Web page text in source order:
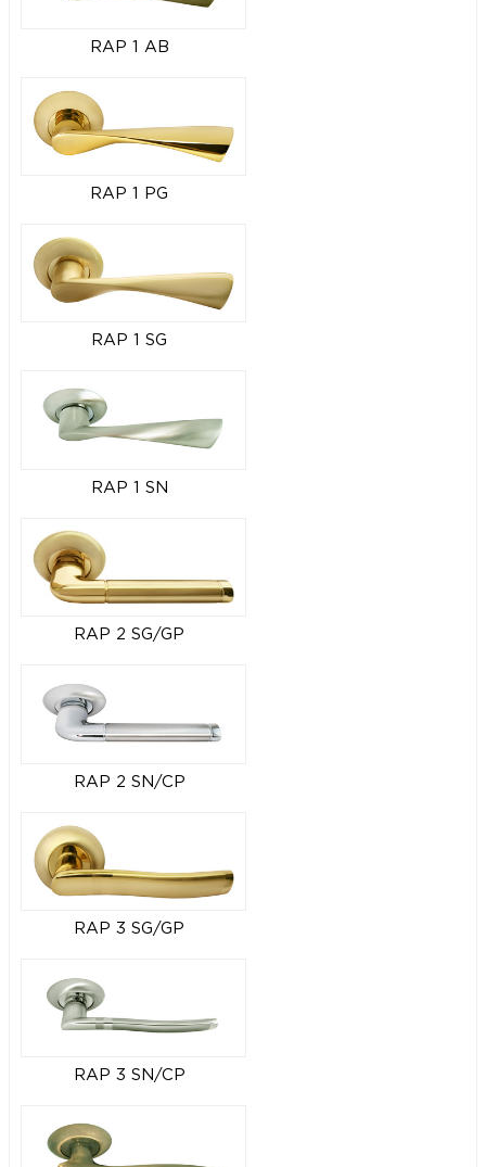
RAP 1 AB
RAP 1 PG
RAP 1 SG
RAP 1 SN
RAP 2 SG/GP
RAP 2 SN/CP
RAP 3 SG/GP
RAP 3 SN/CP